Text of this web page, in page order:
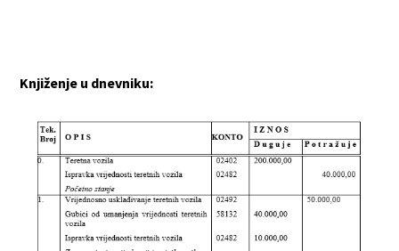
Knjiženje u dnevniku: